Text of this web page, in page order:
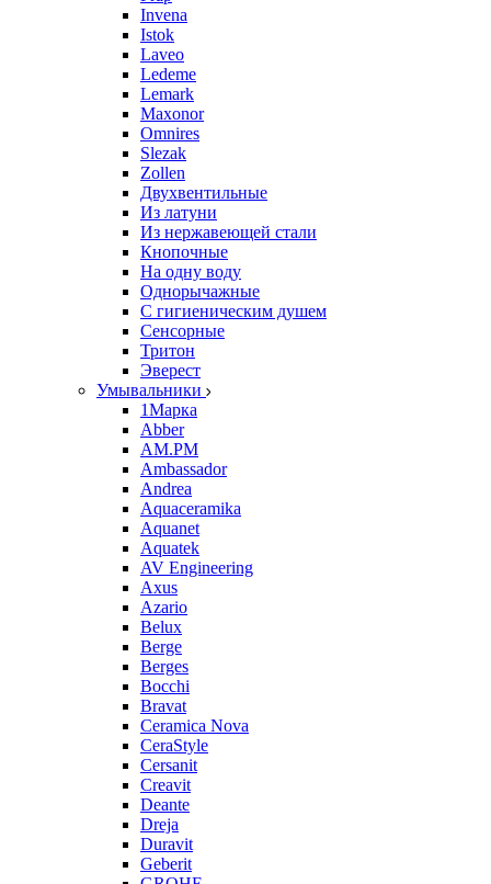
Invena
Istok
Laveo
Ledeme
Lemark
Maxonor
Omnires
Slezak
Zollen
Двухвентильные
Из латуни
Из нержавеющей стали
Кнопочные
На одну воду
Однорычажные
С гигиеническим душем
Сенсорные
Тритон
Эверест
Умывальники
1Марка
Abber
AM.PM
Ambassador
Andrea
Aquaceramika
Aquanet
Aquatek
AV Engineering
Axus
Azario
Belux
Berge
Berges
Bocchi
Bravat
Ceramica Nova
CeraStyle
Cersanit
Creavit
Deante
Dreja
Duravit
Geberit